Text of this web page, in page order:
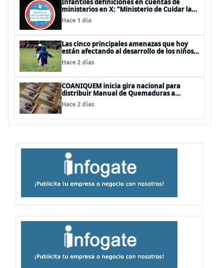
Infantiles definiciones en cuentas de
ministerios en X: "Ministerio de Cuidar la
Plata", "Ministerio de la amistad..."
Hace 1 día
Las cinco principales amenazas que hoy
están afectando al desarrollo de los niños
en Chile
Hace 2 días
COANIQUEM inicia gira nacional para
distribuir Manual de Quemaduras a
profesionales de la salud
Hace 2 días